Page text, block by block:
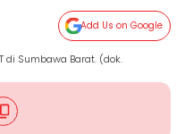
Add Us on Google
di Sumbawa Barat. (dok.